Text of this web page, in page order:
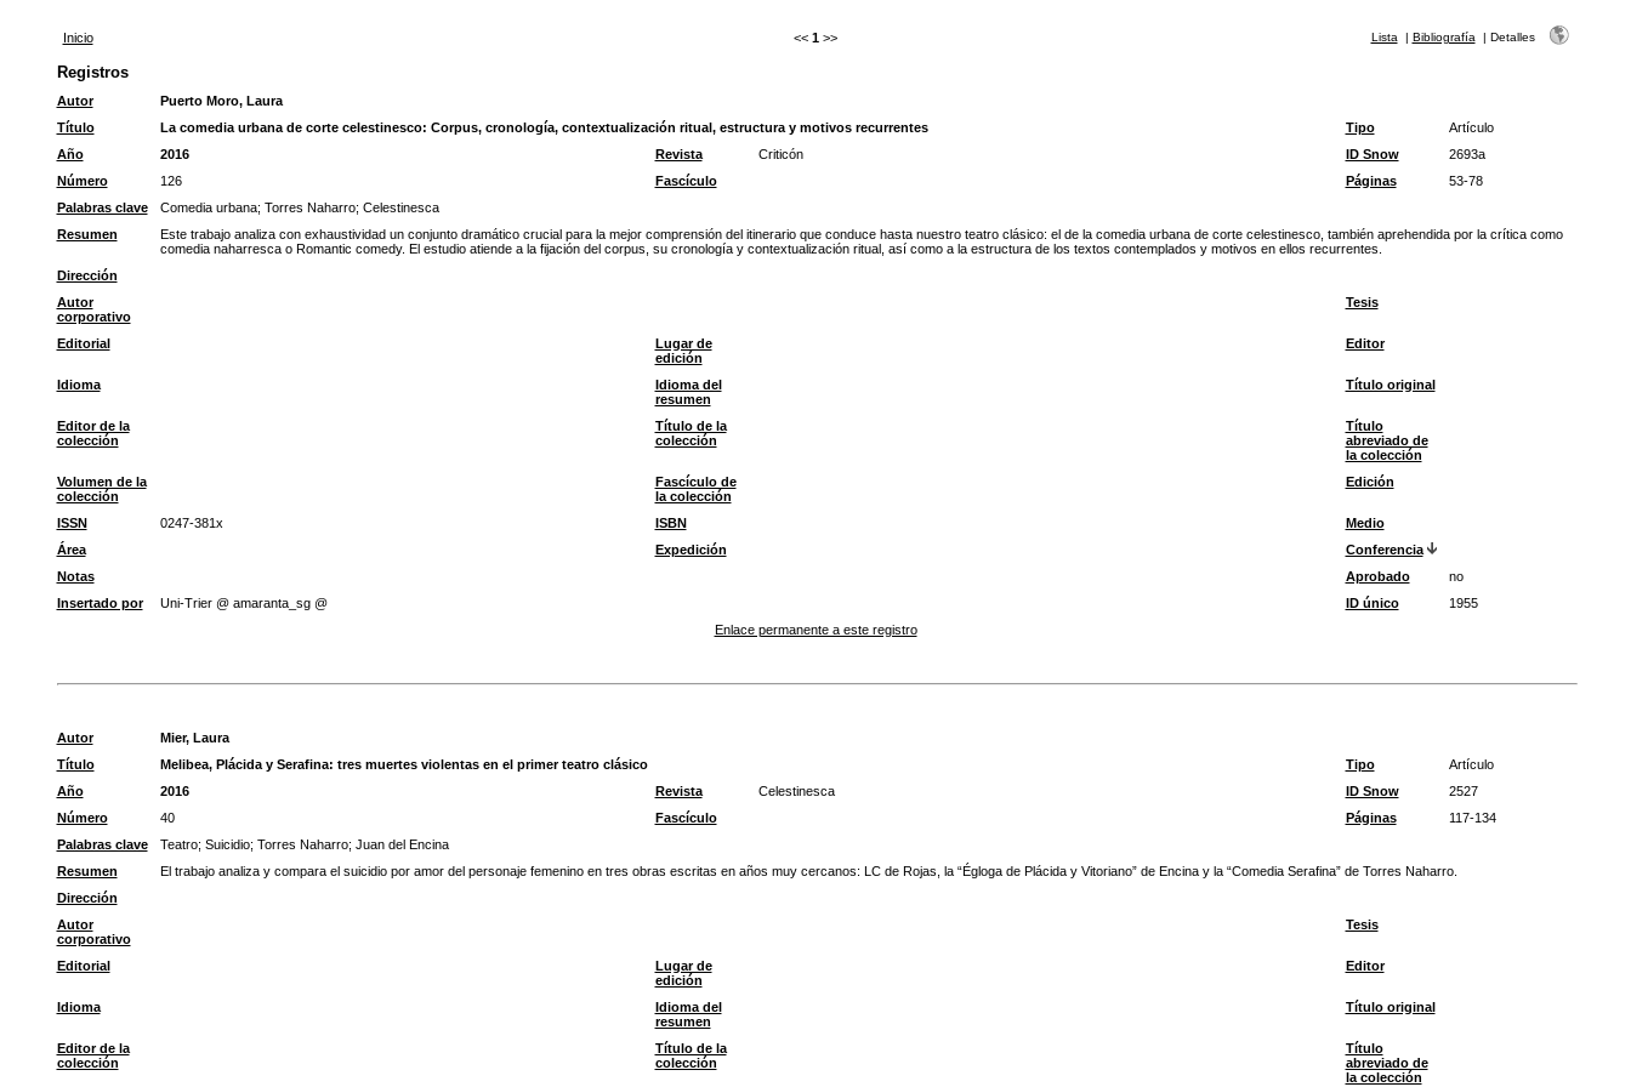
Inicio << 1 >> Lista | Bibliografía | Detalles
Registros
Autor
Puerto Moro, Laura
Título
La comedia urbana de corte celestinesco: Corpus, cronología, contextualización ritual, estructura y motivos recurrentes Tipo
Artículo
Año
2016 Revista Criticón ID Snow
2693a
Número
126 Fascículo Páginas
53-78
Palabras clave
Comedia urbana; Torres Naharro; Celestinesca
Resumen
Este trabajo analiza con exhaustividad un conjunto dramático crucial para la mejor comprensión del itinerario que conduce hasta nuestro teatro clásico: el de la comedia urbana de corte celestinesco, también aprehendida por la crítica como
comedia naharresca o Romantic comedy. El estudio atiende a la fijación del corpus, su cronología y contextualización ritual, así como a la estructura de los textos contemplados y motivos en ellos recurrentes.
Dirección
Autor
corporativo
Tesis
Editorial
Lugar de
edición
Editor
Idioma
Idioma del
resumen
Título original
Editor de la
colección
Título de la
colección
Título
abreviado de
la colección
Volumen de la
colección
Fascículo de
la colección
Edición
ISSN 0247-381x ISBN
Medio
Área
Expedición
Conferencia
Notas
Aprobado
no
Insertado por
Uni-Trier @ amaranta_sg @ ID único
1955
Enlace permanente a este registro
Autor
Mier, Laura
Título
Melibea, Plácida y Serafina: tres muertes violentas en el primer teatro clásico Tipo
Artículo
Año
2016 Revista Celestinesca ID Snow
2527
Número
40 Fascículo Páginas
117-134
Palabras clave
Teatro; Suicidio; Torres Naharro; Juan del Encina
Resumen
El trabajo analiza y compara el suicidio por amor del personaje femenino en tres obras escritas en años muy cercanos: LC de Rojas, la “Égloga de Plácida y Vitoriano” de Encina y la “Comedia Serafina” de Torres Naharro.
Dirección
Autor
corporativo
Tesis
Editorial
Lugar de
edición
Editor
Idioma
Idioma del
resumen
Título original
Editor de la
colección
Título de la
colección
Título
abreviado de
la colección